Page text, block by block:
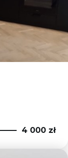
4 000 zł